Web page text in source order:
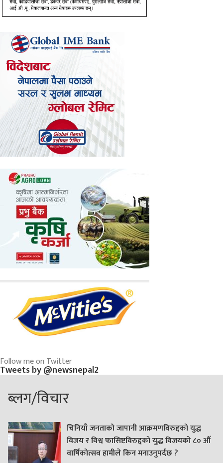
Follow me on Twitter
Tweets by @newsnepal2
ब्लग/विचार
चिनियाँ जनताको जापानी आक्रमणविरुद्दको युद्ध
विजय र विश्व फासिष्टविरुद्दको युद्ध विजयको ८० औं
वार्षिकोत्सव हामीले किन मनाउनुपर्दछ ?